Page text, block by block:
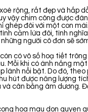
rộng, rất đẹp và hấp
vậy chim công được
ghép đôi với một con
cảm lứa đôi, tình
người cô đơn sẽ
có vô số hoạ tiết
Mỗi khi có ánh nắng
lánh nổi bật. Do đó,
hút được năng lượng
cân bằng âm dương.